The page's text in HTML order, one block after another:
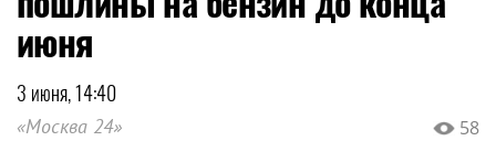
июня
3 июня, 14:40
«Москва 24» 58